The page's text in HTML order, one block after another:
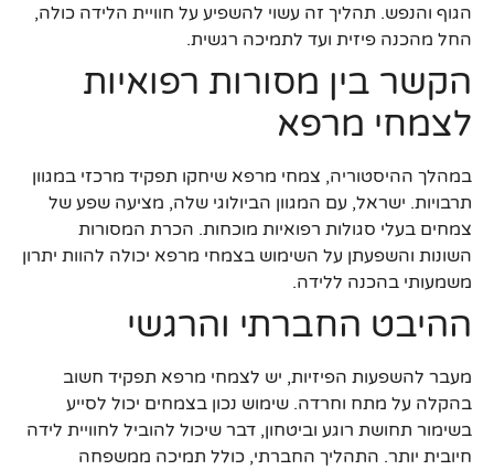
הגוף והנפש. תהליך זה עשוי להשפיע על חוויית הלידה כולה,
החל מהכנה פיזית ועד לתמיכה רגשית.
הקשר בין מסורות רפואיות
לצמחי מרפא
במהלך ההיסטוריה, צמחי מרפא שיחקו תפקיד מרכזי במגוון
תרבויות. ישראל, עם המגוון הביולוגי שלה, מציעה שפע של
צמחים בעלי סגולות רפואיות מוכחות. הכרת המסורות
השונות והשפעתן על השימוש בצמחי מרפא יכולה להוות יתרון
משמעותי בהכנה ללידה.
ההיבט החברתי והרגשי
מעבר להשפעות הפיזיות, יש לצמחי מרפא תפקיד חשוב
בהקלה על מתח וחרדה. שימוש נכון בצמחים יכול לסייע
בשימור תחושת רוגע וביטחון, דבר שיכול להוביל לחוויית לידה
חיובית יותר. התהליך החברתי, כולל תמיכה ממשפחה